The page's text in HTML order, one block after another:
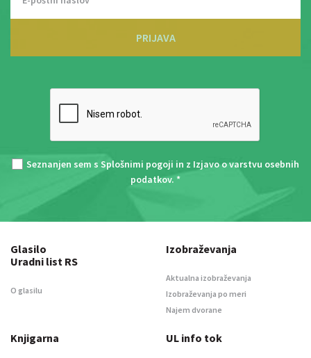
PRIJAVA
Seznanjen sem s Splošnimi pogoji in z Izjavo o varstvu osebnih
podatkov. *
Glasilo
Uradni list RS
O glasilu
Izobraževanja
Aktualna izobraževanja
Izobraževanja po meri
Najem dvorane
Knjigarna UL info tok